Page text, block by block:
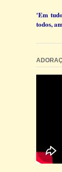
'Em
todos,